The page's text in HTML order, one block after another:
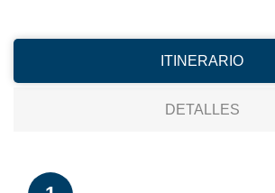
ITINERARIO
DETALLES